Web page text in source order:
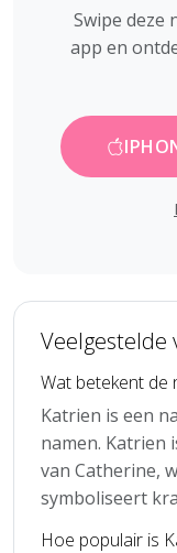
Swipe deze
app en
Veelgestelde
Wat betekent de
Katrien is een
namen. Katrien
van Catherine,
symboliseert
Hoe populair is